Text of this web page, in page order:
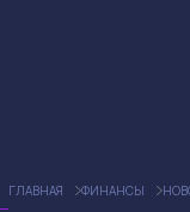
ГЛАВНАЯ ФИНАНСЫ